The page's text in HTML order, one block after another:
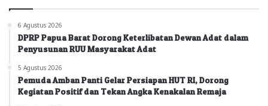
6 Agustus 2026
DPRP Papua Barat Dorong Keterlibatan Dewan Adat dalam
Penyusunan RUU Masyarakat Adat
5 Agustus 2026
Pemuda Amban Panti Gelar Persiapan HUT RI, Dorong
Kegiatan Positif dan Tekan Angka Kenakalan Remaja